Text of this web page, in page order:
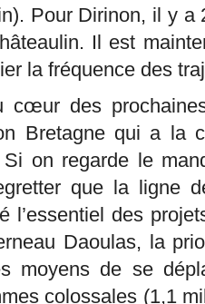
Pour Dirinon, il y a
Il est
la fréquence des
cœur des
Bretagne qui a la
Si on regarde le
que la ligne
l’essentiel des
Daoulas, la
moyens de se
colossales (1,1